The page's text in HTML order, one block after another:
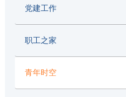
党建工作
职工之家
青年时空